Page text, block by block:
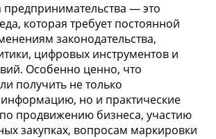
предпринимательства — это
которая требует постоянной
законодательства,
цифровых инструментов и
Особенно ценно, что
получить не только
но и практические
продвижению бизнеса, участию
закупках, вопросам маркировки